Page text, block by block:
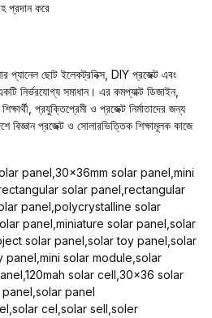
প্রদান করে
প্যানেল ছোট ইলেকট্রনিক্স, DIY প্রজেক্ট এবং
নির্ভরযোগ্য সমাধান। এর কমপ্যাক্ট ডিজাইন,
প্রযুক্তিপ্রেমী ও প্রজেক্ট নির্মাতাদের জন্য
বিজ্ঞান প্রজেক্ট ও সোলারভিত্তিক শিক্ষামূলক কাজে
panel,30x36mm solar panel,mini
solar panel,rectangular
panel,polycrystalline solar
panel,miniature solar panel,solar
solar panel,solar toy panel,solar
solar module,solar
solar cell,30x36 solar
panel
cel,solar sell,soler